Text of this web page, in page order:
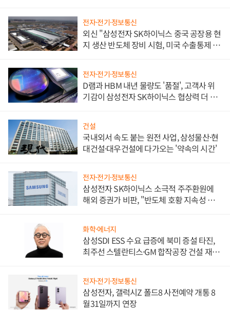
전자·전기·정보통신
외신 "삼성전자 SK하이닉스 중국 공장용 현
지 생산 반도체 장비 시험, 미국 수출통제 대
전자·전기·정보통신
D램과 HBM 내년 물량도 '품절', 고객사 위
기감이 삼성전자 SK하이닉스 협상력 더 키
건설
국내외서 속도 붙는 원전 사업, 삼성물산·현
대건설·대우건설에 다가오는 '약속의 시간'
전자·전기·정보통신
삼성전자 SK하이닉스 소극적 주주환원에
해외 증권가 비판, "반도체 호황 지속성 의
화학·에너지
삼성SDI ESS 수요 급증에 북미 증설 타진,
최주선 스텔란티스·GM 합작공장 건설 재추
전자·전기·정보통신
삼성전자, 갤럭시Z 폴드8 사전예약 개통 8
월31일까지 연장